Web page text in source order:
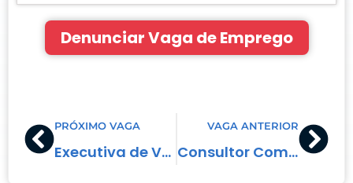
Denunciar Vaga de Emprego
Prev
PRÓXIMO VAGA
Executiva de Vendas
VAGA ANTERIOR
Consultor Comercial